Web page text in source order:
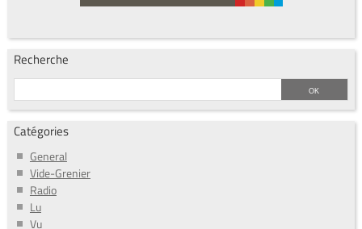
Recherche
Catégories
General
Vide-Grenier
Radio
Lu
Vu